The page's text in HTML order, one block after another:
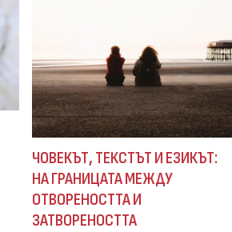
ЧОВЕКЪТ, ТЕКСТЪТ И ЕЗИКЪТ:
НА ГРАНИЦАТА МЕЖДУ
ОТВОРЕНОСТТА И
ЗАТВОРЕНОСТТА